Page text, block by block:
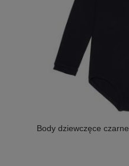
Body dziewczęce czarne